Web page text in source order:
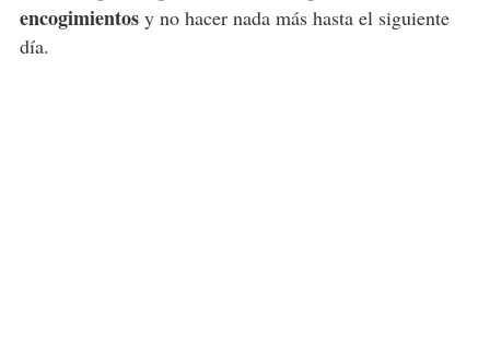
encogimientosy no hacer nada más hasta el siguiente
día.